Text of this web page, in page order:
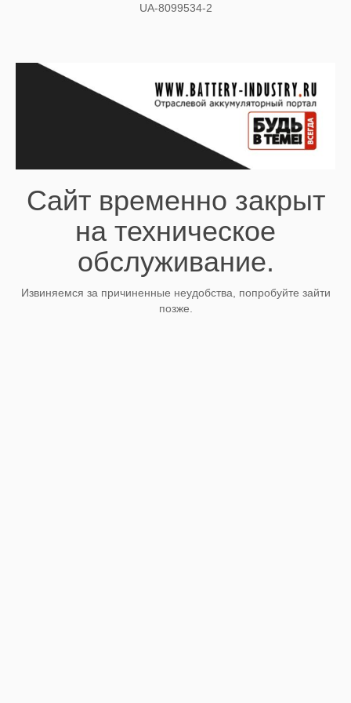
UA-8099534-2
Сайт временно закрыт
на техническое
обслуживание.
Извиняемся за причиненные неудобства, попробуйте зайти
позже.